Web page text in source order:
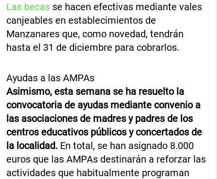
Las becas se hacen efectivas mediante vales
canjeables en establecimientos de
Manzanares que, como novedad, tendrán
hasta el 31 de diciembre para cobrarlos.
Ayudas a las AMPAs
Asimismo, esta semana se ha resuelto la
convocatoria de ayudas mediante convenio a
las asociaciones de madres y padres de los
centros educativos públicos y concertados de
la localidad. En total, se han asignado 8.000
euros que las AMPAs destinarán a reforzar las
actividades que habitualmente programan